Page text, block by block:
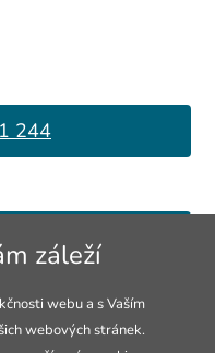
244
záleží
webu a s Vaším
webových stránek.